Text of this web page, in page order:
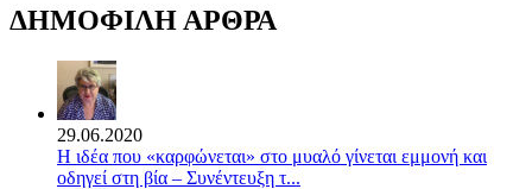
ΔΗΜΟΦΙΛΗ ΑΡΘΡΑ
29.06.2020
Η ιδέα που «καρφώνεται» στο μυαλό γίνεται εμμονή και
οδηγεί στη βία – Συνέντευξη τ...